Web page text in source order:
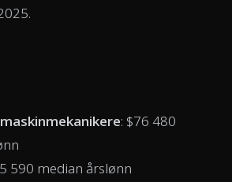
: $76 480
590 median årslønn